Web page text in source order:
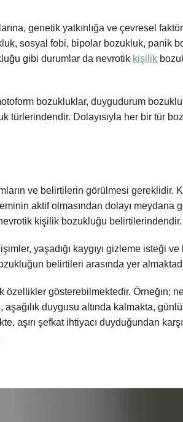
genetik yatkınlığa ve çevresel
sosyal fobi, bipolar bozukluk, panik
gibi durumlar da nevrotik kişilik
bozukluklar, duygudurum
türlerindendir. Dolayısıyla her bir tür
ve belirtilerin görülmesi gereklidir.
aktif olmasından dolayı meydana
kişilik bozukluğu belirtilerindendir.
yaşadığı kaygıyı gizleme isteği
belirtileri arasında yer
özellikler gösterebilmektedir. Örneğin;
duygusu altında kalmakta,
şefkat ihtiyacı duyduğundan